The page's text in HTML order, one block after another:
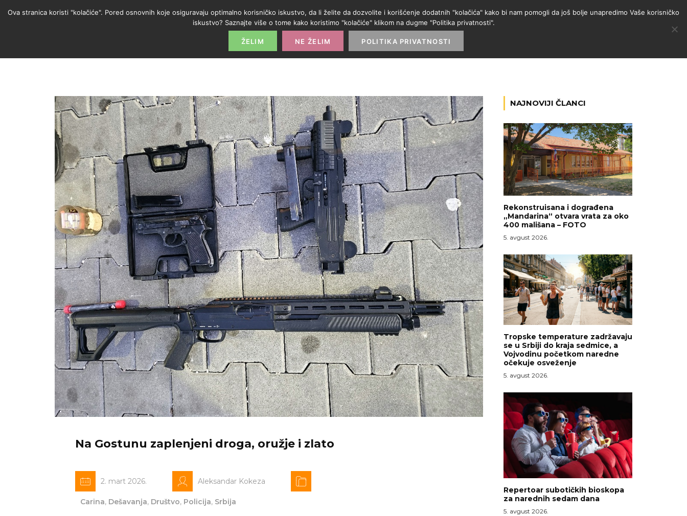
POČETNA PROMO IZLOG PARTNERI KATEGORIJE
Na Gostunu zaplenjeni droga, oružje i zlato
2. mart 2026. Aleksandar Kokeza
Carina, Dešavanja, Društvo, Policija, Srbija
NAJNOVIJI ČLANCI
Rekonstruisana i dograđena
„Mandarina“ otvara vrata za oko
400 mališana – FOTO
5. avgust 2026.
Tropske temperature zadržavaju
se u Srbiji do kraja sedmice, a
Vojvodinu početkom naredne
očekuje osveženje
5. avgust 2026.
Repertoar subotičkih bioskopa
za narednih sedam dana
5. avgust 2026.
Ova stranica koristi "kolačiće". Pored osnovnih koje osiguravaju optimalno korisničko iskustvo, da li želite da dozvolite i korišćenje dodatnih "kolačića" kako bi nam pomogli da još bolje unapredimo Vaše korisničko
iskustvo? Saznajte više o tome kako koristimo "kolačiće" klikom na dugme "Politika privatnosti".
ŽELIM NE ŽELIM POLITIKA PRIVATNOSTI